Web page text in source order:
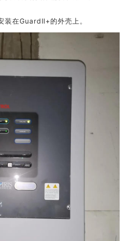
在GuardⅡ+的外壳上。